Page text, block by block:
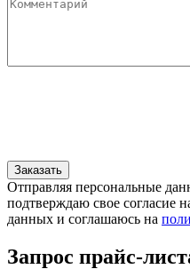
Отправляя персональные
подтверждаю свое согласие
данных и соглашаюсь на
Запрос прайс-